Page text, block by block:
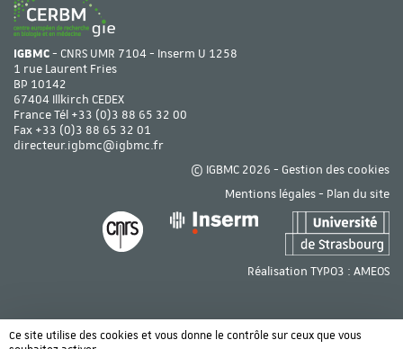
IGBMC- CNRS UMR 7104 - Inserm U 1258
1 rue Laurent Fries
BP 10142
67404 Illkirch CEDEX
France Tél +33 (0)3 88 65 32 00
Fax +33 (0)3 88 65 32 01
directeur.igbmc@igbmc.fr
© IGBMC 2026 - Gestion des cookies
Mentions légales- Plan du site
Réalisation TYPO3 : AMEOS
Ce site utilise des cookies et vous donne le contrôle sur ceux que vous